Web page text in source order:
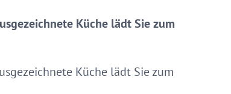
Küche lädt Sie zum
Küche lädt Sie zum